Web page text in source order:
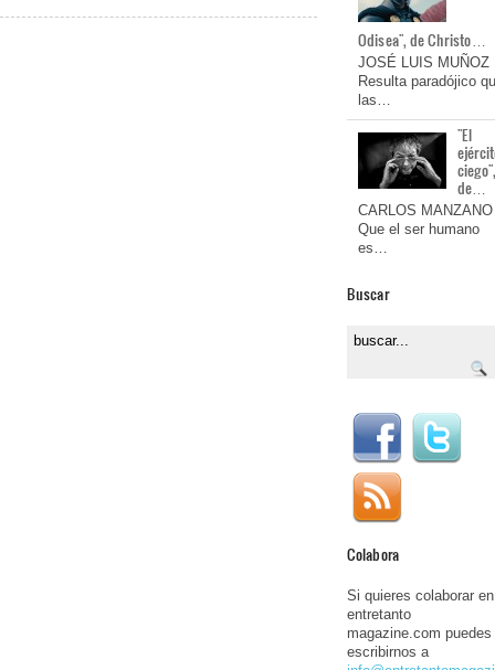
Odisea", de Christo…
JOSÉ LUIS MUÑOZ
Resulta paradójico
las…
"El
de…
CARLOS MANZANO
Que el ser humano
es…
Buscar
Colabora
Si quieres colaborar en
entretanto
magazine.com puedes
escribirnos a